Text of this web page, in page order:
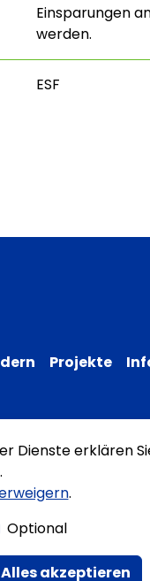
Einsparungen
werden.
ESF
Projekte
Erklärung
Dienste erklären
.
Optional
Alles akzeptieren